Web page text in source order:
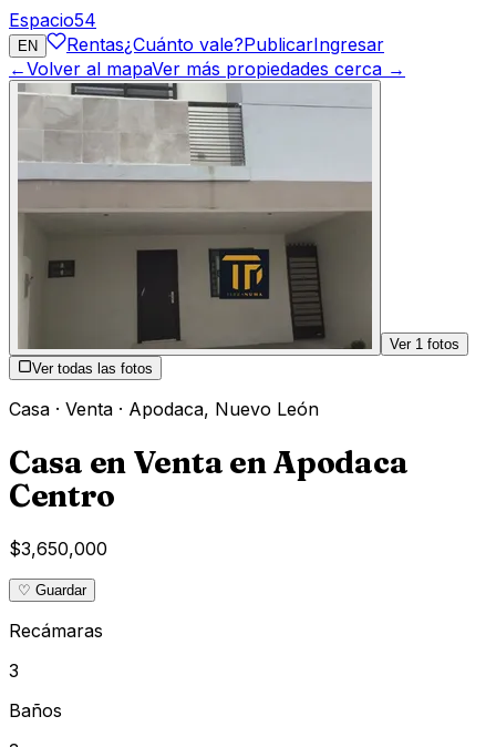
Espacio54
EN Rentas¿Cuánto vale?PublicarIngresar
←Volver al mapaVer más propiedades cerca →
Ver 1 fotos
Ver todas las fotos
Casa · Venta · Apodaca, Nuevo León
Casa en Venta en Apodaca
Centro
$3,650,000
♡ Guardar
Recámaras
3
Baños